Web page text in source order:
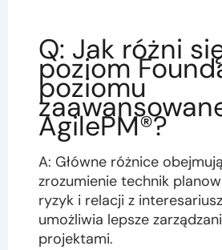
Q: Jak różni
poziom
poziomu
AgilePM®?
A: Główne różnice
zrozumienie technik
ryzyk i relacji z
umożliwia lepsze
projektami.